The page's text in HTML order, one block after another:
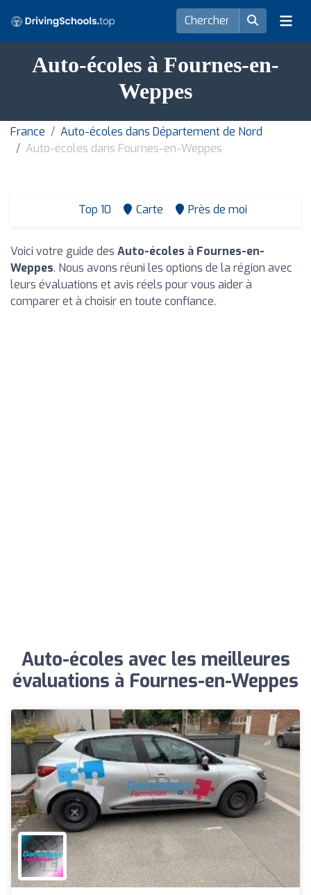
Auto-écoles à Fournes-en-
Weppes
France
Auto-écoles dans Département de Nord
Auto-écoles dans Fournes-en-Weppes
Top 10 Carte Près de moi
Voici votre guide des Auto-écoles à Fournes-en-
Weppes. Nous avons réuni les options de la région avec
leurs évaluations et avis réels pour vous aider à
comparer et à choisir en toute confiance.
Auto-écoles avec les meilleures
évaluations à Fournes-en-Weppes